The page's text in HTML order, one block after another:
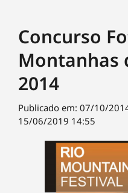
Concurso
Montanhas
2014
Publicado em: 07/10/
15/06/2019 14:55